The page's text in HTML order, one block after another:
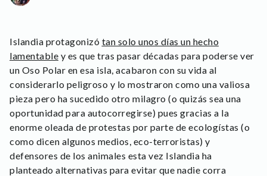
Islandia protagonizó tan solo unos días un hecho
lamentable y es que tras pasar décadas para poderse ver
un Oso Polar en esa isla, acabaron con su vida al
considerarlo peligroso y lo mostraron como una valiosa
pieza pero ha sucedido otro milagro (o quizás sea una
oportunidad para autocorregirse) pues gracias a la
enorme oleada de protestas por parte de ecologístas (o
como dicen algunos medios, eco-terroristas) y
defensores de los animales esta vez Islandia ha
planteado alternativas para evitar que nadie corra